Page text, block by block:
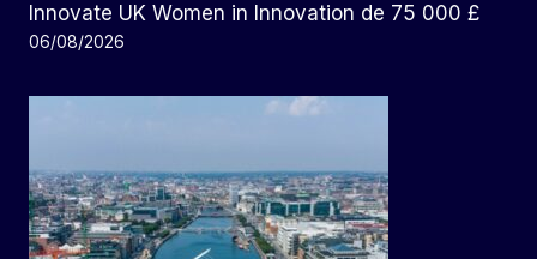
Innovate UK Women in Innovation de 75 000 £
06/08/2026